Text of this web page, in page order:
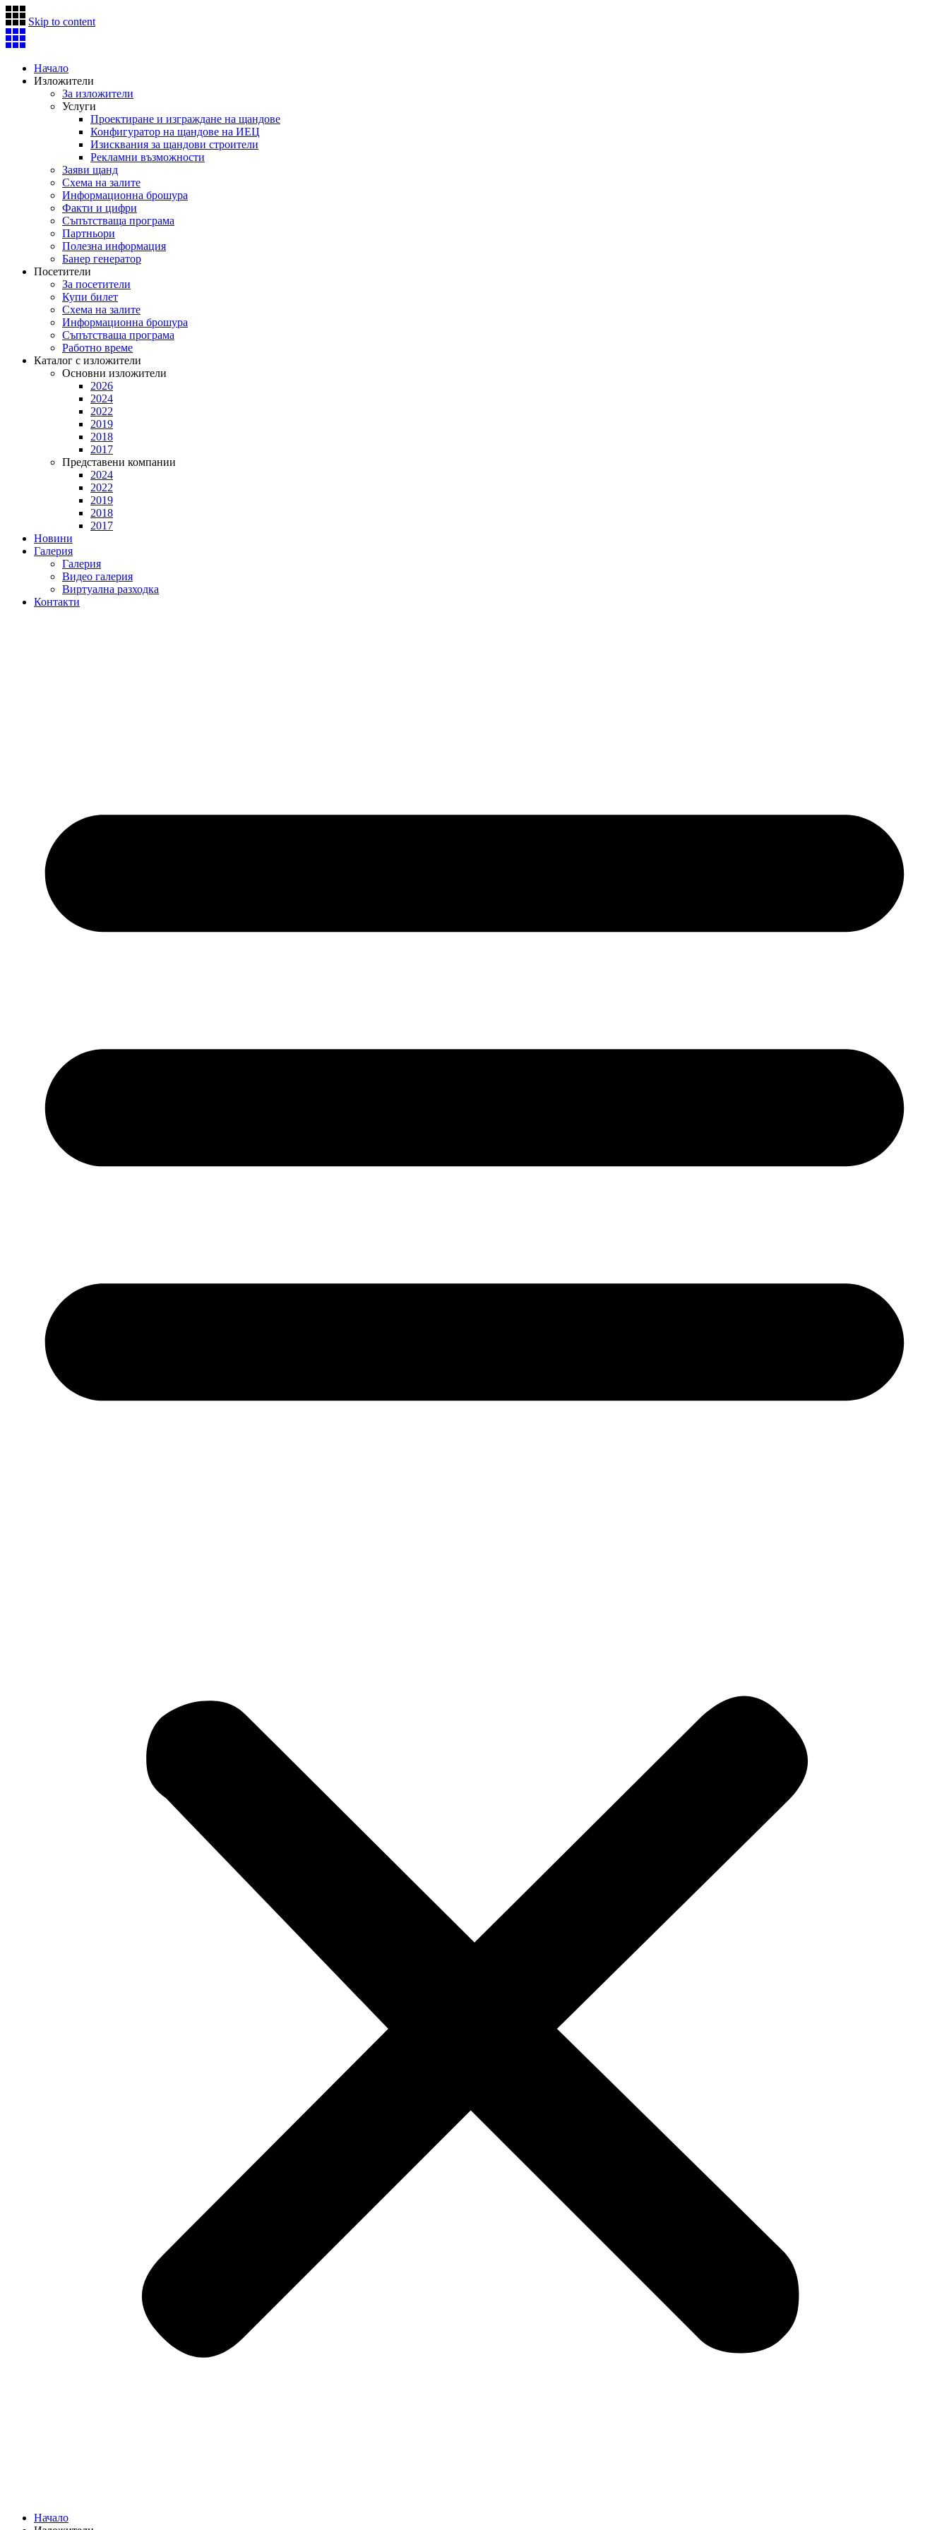
Skip to content
Начало
Изложители
За изложители
Услуги
Проектиране и изграждане на щандове
Конфигуратор на щандове на ИЕЦ
Изисквания за щандови строители
Рекламни възможности
Заяви щанд
Схема на залите
Информационна брошура
Факти и цифри
Съпътстваща програма
Партньори
Полезна информация
Банер генератор
Посетители
За посетители
Купи билет
Схема на залите
Информационна брошура
Съпътстваща програма
Работно време
Каталог с изложители
Основни изложители
2026
2024
2022
2019
2018
2017
Представени компании
2024
2022
2019
2018
2017
Новини
Галерия
Галерия
Видео галерия
Виртуална разходка
Контакти
Начало